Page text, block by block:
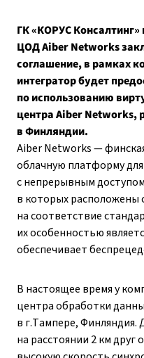
ГК «КОРУС
ЦОД Aiber Networks
соглашение, в рамках
интегратор будет
по использованию
центра Aiber Networks,
в Финляндии.
Aiber Networks —
облачную платформу
с непрерывным
в которых
на соответствие
их особенностью
обеспечивает
В настоящее время у
центра обработки
в г.Тампере,
на расстоянии 2 км друг